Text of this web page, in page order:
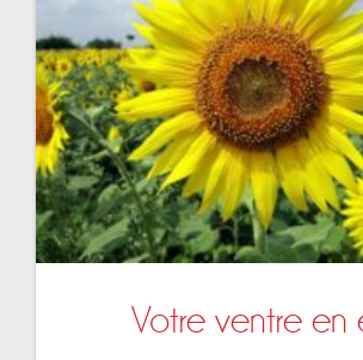
Votre ventre en